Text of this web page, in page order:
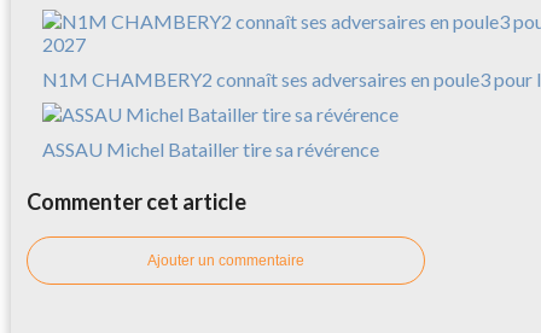
N1M CHAMBERY2 connaît ses adversaires en poule3 pour
ASSAU Michel Batailler tire sa révérence
Commenter cet article
Ajouter un commentaire